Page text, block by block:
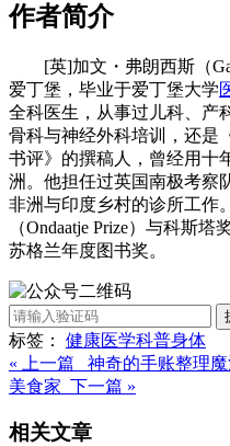
作者简介
[英]加文・弗朗西斯（
爱丁堡，毕业于爱丁堡大学
全科医生，从事过儿科、产
骨科与神经外科培训，还是
书评》的撰稿人，曾经用十
洲。他担任过英国南极考察
非洲与印度乡村的诊所工作
（Ondaatje Prize）与科斯
苏格兰年度图书奖。
标签： 健康医学科普身体
« 上一篇 神奇的手账整理
美食家 下一篇 »
相关文章